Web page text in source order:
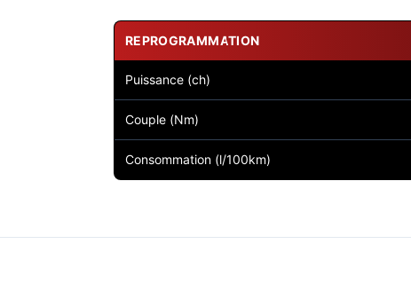
REPROGRAMMATION
Puissance (ch)
Couple (Nm)
Consommation (l/100km)